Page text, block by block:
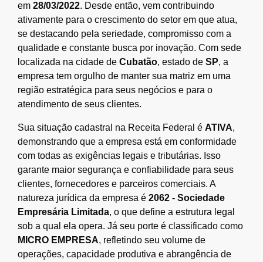
em 28/03/2022. Desde então, vem contribuindo
ativamente para o crescimento do setor em que atua,
se destacando pela seriedade, compromisso com a
qualidade e constante busca por inovação. Com sede
localizada na cidade de Cubatão, estado de SP, a
empresa tem orgulho de manter sua matriz em uma
região estratégica para seus negócios e para o
atendimento de seus clientes.
Sua situação cadastral na Receita Federal é ATIVA,
demonstrando que a empresa está em conformidade
com todas as exigências legais e tributárias. Isso
garante maior segurança e confiabilidade para seus
clientes, fornecedores e parceiros comerciais. A
natureza jurídica da empresa é 2062 - Sociedade
Empresária Limitada, o que define a estrutura legal
sob a qual ela opera. Já seu porte é classificado como
MICRO EMPRESA, refletindo seu volume de
operações, capacidade produtiva e abrangência de